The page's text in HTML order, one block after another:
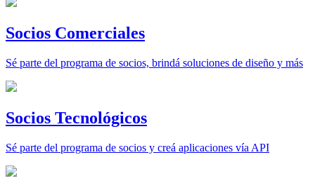
Socios Comerciales
Sé parte del programa de socios, brindá soluciones de diseño y más
Socios Tecnológicos
Sé parte del programa de socios y creá aplicaciones vía API